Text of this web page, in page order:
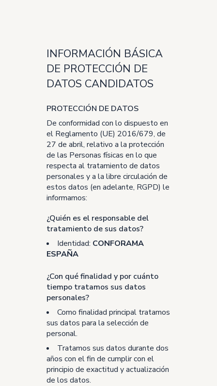
INFORMACIÓN BÁSICA
DE PROTECCIÓN DE
DATOS CANDIDATOS
PROTECCIÓN DE DATOS
De conformidad con lo dispuesto en
el Reglamento (UE) 2016/679, de
27 de abril, relativo a la protección
de las Personas físicas en lo que
respecta al tratamiento de datos
personales y a la libre circulación de
estos datos (en adelante, RGPD) le
informamos:
¿Quién es el responsable del
tratamiento de sus datos?
Identidad: CONFORAMA
ESPAÑA
¿Con qué finalidad y por cuánto
tiempo tratamos sus datos
personales?
Como finalidad principal tratamos
sus datos para la selección de
personal.
Tratamos sus datos durante dos
años con el fin de cumplir con el
principio de exactitud y actualización
de los datos.